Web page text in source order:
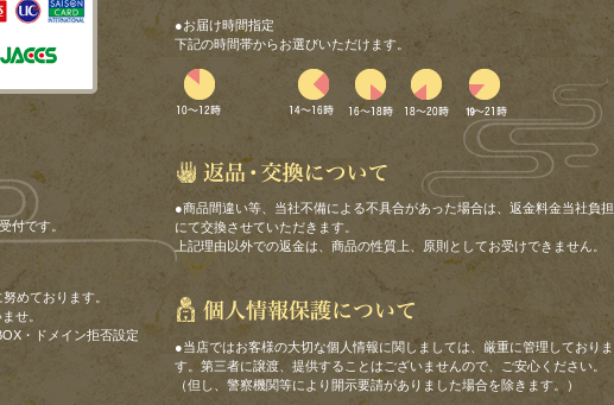
付です。
めております。
せ。
・ドメイン拒否設定
●お届け時間指定
下記の時間帯からお選びいただけます。
●商品間違い等、当社不備による不具合があった場合は、返金料金当社負担
にて交換させていただきます。
上記理由以外での返金は、商品の性質上、原則としてお受けできません。
●当店ではお客様の大切な個人情報に関しましては、厳重に管理しておりま
す。第三者に譲渡、提供することはございませんので、ご安心ください。
（但し、警察機関等により開示要請がありました場合を除きます。）